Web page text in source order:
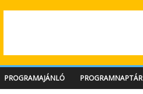
PROGRAMAJÁNLÓ PROGRAMNAPTÁR